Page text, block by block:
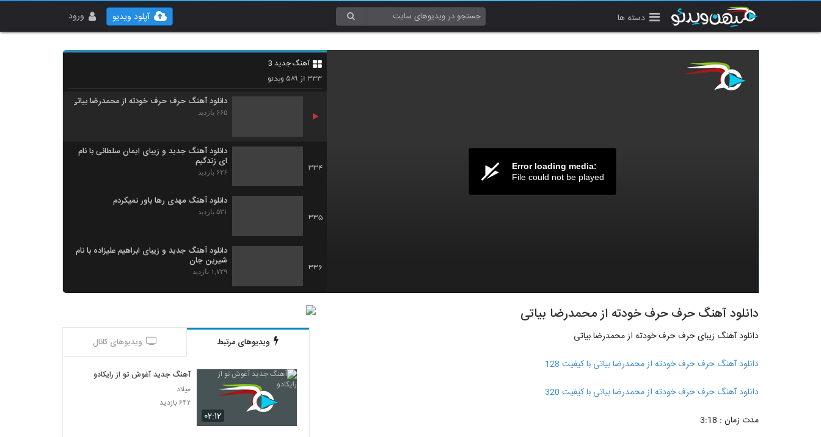
دسته ها ورود آپلود ویدیو
Error loading media:
File could not be played
آهنگ جدید 3
۳۳۳از ۵۸۹ ویدئو
332
موزیک زیبای سورم از مجتبی شاه علی
دانلود آهنگ حرف حرف خودته از محمدرضا بیاتی
۶۶۵ بازدید
334
دانلود آهنگ جدید و زیبای ایمان سلطانی با نام
ای زندگیم
۶۲۶ بازدید
335
دانلود آهنگ مهدی رها باور نمیکردم
۵۳۱ بازدید
336
دانلود آهنگ جدید و زیبای ابراهیم علیزاده با نام
شیرین جان
۱,۷۲۹ بازدید
337
آهنگ پدرام پالیز بنام باران
دانلود آهنگ مرتضی صادقی کمک کن
۴۹۸ بازدید
دانلود آهنگ حرف حرف خودته از محمدرضا بیاتی
دانلود آهنگ زیبای حرف حرف خودته از محمدرضا بیاتی
دانلود آهنگ حرف حرف خودته از محمدرضا بیاتی با کیفیت 128
دانلود آهنگ حرف حرف خودته از محمدرضا بیاتی با کیفیت 320
مدت زمان : 3:18
ویدیوهای مرتبط ویدیوهای کانال
۰۲:۱۲
آهنگ جدید آغوش تو از رایکادو
میلاد
۶۴۲ بازدید